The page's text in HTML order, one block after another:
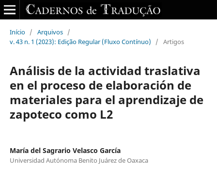
Início / Arquivos /
v. 43 n. 1 (2023): Edição Regular (Fluxo Contínuo)
/ Artigos
Análisis de la actividad traslativa
en el proceso de elaboración de
materiales para el aprendizaje de
zapoteco como L2
María del Sagrario Velasco García
Universidad Autónoma Benito Juárez de Oaxaca